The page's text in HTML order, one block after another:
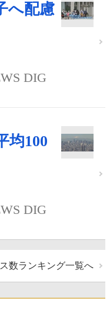
へ配慮
DIG
均100
DIG
数ランキング一覧へ